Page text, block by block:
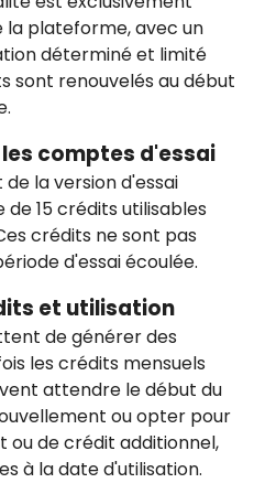
la plateforme, avec un
déterminé et limité
sont renouvelés au début
comptes d'essai
la version d'essai
15 crédits utilisables
crédits ne sont pas
d'essai écoulée.
et utilisation
de générer des
les crédits mensuels
attendre le début du
ou opter pour
ou de crédit additionnel,
à la date d'utilisation.